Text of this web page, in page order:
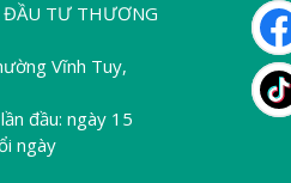
ĐẦU TƯ THƯƠNG
Vĩnh Tuy,
đầu: ngày 15
ngày